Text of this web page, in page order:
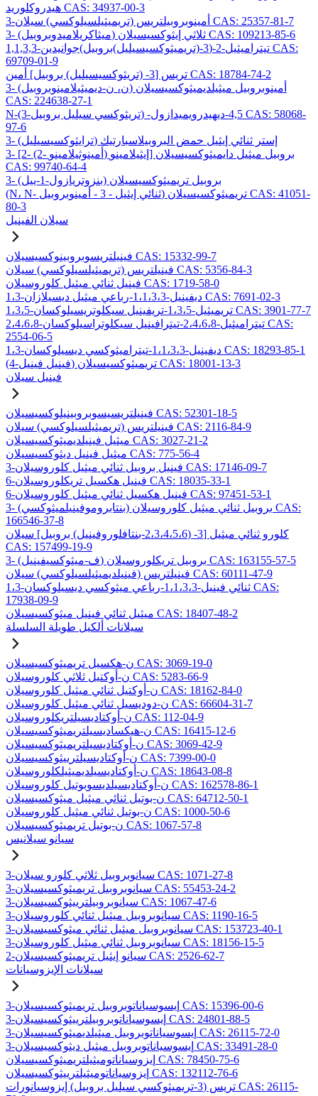
هيدروكلوريد CAS: 34937-00-3
3-أمينوبروبيلتريس (تريميثيلسيلوكسي) سيلان CAS: 25357-81-7
3- (ميثاكريلاميدوبروبيل) ثلاثي إيثوكسيسيلان CAS: 109213-85-6
1,1,3,3-تيتراميثيل-2-(3-(تريميثوكسيسيليل)بروبيل)جوانيدين CAS:
69709-01-9
تريس [3- (تريثوكسيسيليل) بروبيل] أمين CAS: 18784-74-2
3- (ن، ن-ديميثيلامينوبروبيل) أمينوبروبيل ميثيلديميثوكسيسيلان
CAS: 224638-27-1
N-(3-تريثوكسي سيليل بروبيل) -4,5-ديهيدرويميدازول CAS: 58068-
97-6
3- (ترايثوكسيسيليل) إستر ثنائي إيثيل حمض البروبيلاسبارتيك
3- [2- (2- أمينوثيلامينو) إيثيلامينو] بروبيل ميثيل دايميثوكسيسيلان
CAS: 99740-64-4
3- (بنزوتريازول-1-ييل) بروبيل تريميثوكسيسيلان
(N، N- ثنائي إيثيل - 3 - أمينوبروبيل) تريميثوكسيسيلان CAS: 41051-
80-3
سيلان الفينيل
فينيلتريسوبروبينوكسيسيلان CAS: 15332-99-7
فينيلتريس (تريميثيلسيلوكسي) سيلان CAS: 5356-84-3
فينيل ثنائي ميثيل كلوروسيلان CAS: 1719-58-0
1،3-ديفينيل-1،1،3،3-رباعي ميثيل ديسيلازان CAS: 7691-02-3
1،3،5-تريميثيل-1،3،5-تريفينيل سيكلوتريسيلوكسان CAS: 3901-77-7
2،4،6،8-تيتراميثيل-2،4،6،8-تيترافينيل سيكلوتراسيلوكسان CAS:
2554-06-5
1،3-ديفينيل-1،1،3،3-تيتراميثوكسي ديسيلوكسان CAS: 18293-85-1
(4-فينيل فينيل) تريميثوكسيسيلان CAS: 18001-13-3
فينيل سيلان
فينيلتريسيسوبروبينيلوكسيسيلان CAS: 52301-18-5
فينيلتريس (تريميثيلسيلوكسي) سيلان CAS: 2116-84-9
ميثيل فينيلديميثوكسيسيلان CAS: 3027-21-2
ميثيل فينيل ديثوكسيسيلان CAS: 775-56-4
3-فينيل بروبيل ثنائي ميثيل كلوروسيلان CAS: 17146-09-7
6-فينيل هكسيل تريكلوروسيلان CAS: 18035-33-1
6-فينيل هكسيل ثنائي ميثيل كلوروسيلان CAS: 97451-53-1
3- (بنتابروموفينيلميثوكسي) بروبيل ثنائي ميثيل كلوروسيلان CAS:
166546-37-8
كلورو ثنائي ميثيل [3- (2،3،4،5،6-بنتافلوروفينيل) بروبيل] سيلان
CAS: 157499-19-9
3- (ف-ميثوكسيفينيل) بروبيل تريكلوروسيلان CAS: 163155-57-5
فينيلتريس (فينيلديميثيلسيلوكسي) سيلان CAS: 60111-47-9
1،3-ثنائي فينيل-1،1،3،3-رباعي ميثوكسي ديسيلوكسان CAS:
17938-09-9
ميثيل ثنائي فينيل ميثوكسيسيلان CAS: 18407-48-2
سيلانات ألكيل طويلة السلسلة
ن-هكسيل تريميثوكسيسيلان CAS: 3069-19-0
ن-أوكتيل ثلاثي كلوروسيلان CAS: 5283-66-9
ن-أوكتيل ثنائي ميثيل كلوروسيلان CAS: 18162-84-0
ن-دوديسيل ثنائي ميثيل كلوروسيلان CAS: 66604-31-7
ن-أوكتاديسيلتريكلوروسيلان CAS: 112-04-9
ن-هيكساديسيلتريميثوكسيسيلان CAS: 16415-12-6
ن-أوكتاديسيلتريميثوكسيسيلان CAS: 3069-42-9
ن-أوكتاديسيلترييثوكسيسيلان CAS: 7399-00-0
ن-أوكتاديسيلديميثيلكلوروسيلان CAS: 18643-08-8
ن-أوكتاديسيلديسوبوتيل كلوروسيلان CAS: 162578-86-1
ن-بوتيل ثنائي ميثيل ميثوكسيسيلان CAS: 64712-50-1
ن-بوتيل ثنائي ميثيل كلوروسيلان CAS: 1000-50-6
ن-بوتيل تريميثوكسيسيلان CAS: 1067-57-8
سيانو سيلانيس
3-سيانوبروبيل ثلاثي كلورو سيلان CAS: 1071-27-8
3-سيانوبروبيل تريميثوكسيسيلان CAS: 55453-24-2
3-سيانوبروبيلترييثوكسيسيلان CAS: 1067-47-6
3-سيانوبروبيل ميثيل ثنائي كلوروسيلان CAS: 1190-16-5
3-سيانوبروبيل ميثيل ثنائي ميثوكسيسيلان CAS: 153723-40-1
3-سيانوبروبيل ثنائي ميثيل كلوروسيلان CAS: 18156-15-5
2-سيانو إيثيل تريميثوكسيسيلان CAS: 2526-62-7
سيلانات الإيزوسيانات
3-إيسوسياناتوبروبيل تريميثوكسيسيلان CAS: 15396-00-6
3-إيسوسياناتوبروبيلترييثوكسيسيلان CAS: 24801-88-5
3-إيسوسياناتوبروبيل ميثيلديميثوكسيسيلان CAS: 26115-72-0
3-إيسوسياناتوبروبيل ميثيل ديثوكسيسيلان CAS: 33491-28-0
إيزوسياناتوميثيلتريميثوكسيسيلان CAS: 78450-75-6
إيزوسياناتوميثيلترييثوكسيسيلان CAS: 132112-76-6
تريس (3-تريميثوكسي سيليل بروبيل) إيزوسيانورات CAS: 26115-